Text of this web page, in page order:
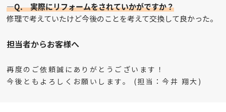
—Q. 実際にリフォームをされていかがですか？
修理で考えていたけど今後のことを考えて交換して良かった。
担当者からお客様へ
再度のご依頼誠にありがとうございます！
今後ともよろしくお願いします。 (担当：今井 翔大)